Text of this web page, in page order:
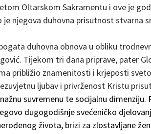
Oltarskom Sakramentu i ove je
njegova duhovna prisutnost stvarna
duhovna obnova u obliku
Tijekom tri dana priprave, pater
približio znamenitosti i krjeposti
ljubav i privrženost Kristu
suvremenu te socijalnu
dugogodišnje svećeničko
života, brizi za zlostavljane